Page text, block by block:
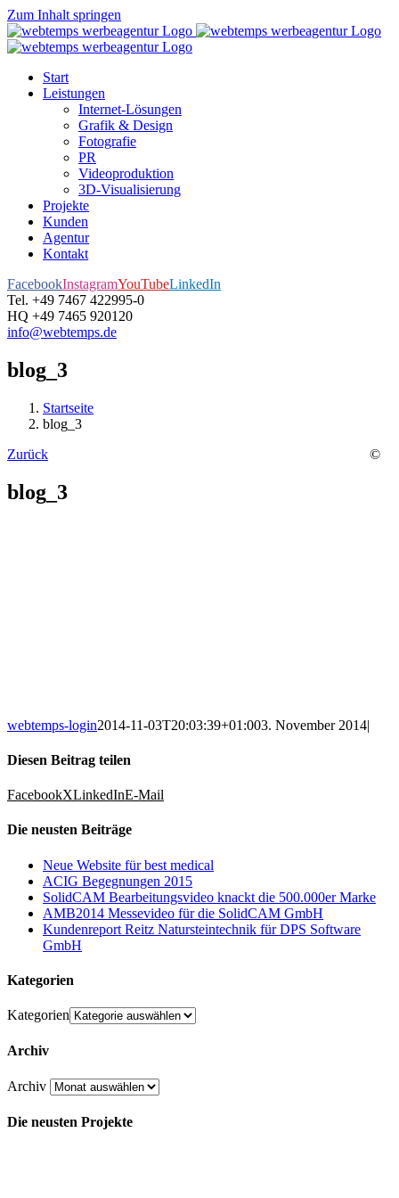
Zum Inhalt springen
Start
Leistungen
Internet-Lösungen
Grafik & Design
Fotografie
PR
Videoproduktion
3D-Visualisierung
Projekte
Kunden
Agentur
Kontakt
FacebookInstagramYouTubeLinkedIn
Tel. +49 7467 422995-0
HQ +49 7465 920120
info@webtemps.de
blog_3
Startseite
blog_3
Zurück
blog_3
webtemps-login2014-11-03T20:03:39+01:003. November 2014|
Diesen Beitrag teilen
FacebookXLinkedInE-Mail
Die neusten Beiträge
Neue Website für best medical
ACIG Begegnungen 2015
SolidCAM Bearbeitungsvideo knackt die 500.000er Marke
AMB2014 Messevideo für die SolidCAM GmbH
Kundenreport Reitz Natursteintechnik für DPS Software
GmbH
Kategorien
Kategorien
Archiv
Archiv
Die neusten Projekte
©